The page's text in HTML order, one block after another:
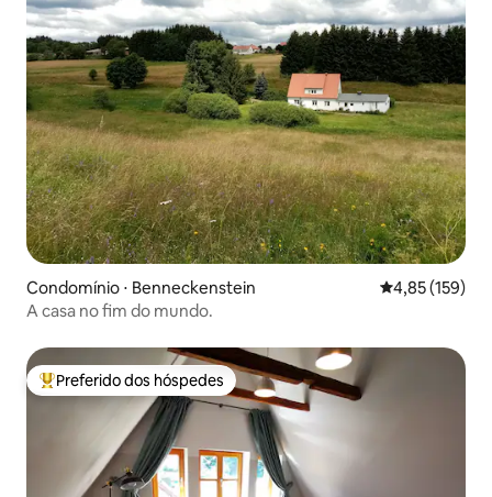
Condomínio ⋅ Benneckenstein 4,85 de uma
4,85 (159)
A casa no fim do mundo.
Entre os melhores preferidos dos hóspedes
Preferido dos hóspedes